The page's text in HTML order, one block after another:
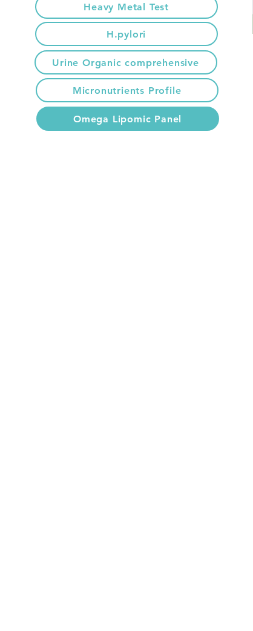
Heavy Metal Test
H.pylori
Urine Organic comprehensive
Micronutrients Profile
Omega Lipomic Panel